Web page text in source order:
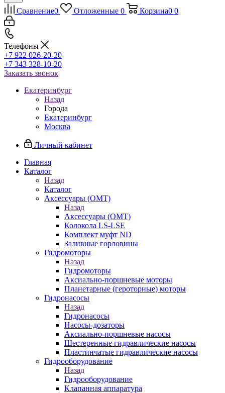
Сравнение0 Отложенные 0 Корзина0 0
Телефоны
+7 922 026-20-20
+7 343 328-10-20
Заказать звонок
Екатеринбург
Назад
Города
Екатеринбург
Москва
Личный кабинет
Главная
Каталог
Назад
Каталог
Аксессуары (OMT)
Назад
Аксессуары (OMT)
Колокола LS-LSE
Комплект муфт ND
Заливные горловины
Гидромоторы
Назад
Гидромоторы
Аксиально-поршневые моторы
Планетарные (героторные) моторы
Гидронасосы
Назад
Гидронасосы
Насосы-дозаторы
Аксиально-поршневые насосы
Шестеренные гидравлические насосы
Пластинчатые гидравлические насосы
Гидрооборудование
Назад
Гидрооборудование
Клапанная аппаратура